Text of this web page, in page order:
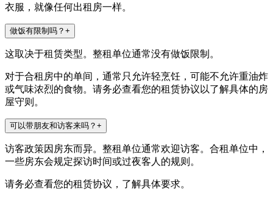
衣服，就像任何出租房一样。
做饭有限制吗？ +
这取决于租赁类型。整租单位通常没有做饭限制。
对于合租房中的单间，通常只允许轻烹饪，可能不允许重油炸
或气味浓烈的食物。请务必查看您的租赁协议以了解具体的房
屋守则。
可以带朋友和访客来吗？ +
访客政策因房东而异。整租单位通常欢迎访客。合租单位中，
一些房东会规定探访时间或过夜客人的规则。
请务必查看您的租赁协议，了解具体要求。